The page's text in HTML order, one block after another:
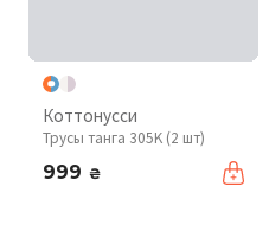
Коттонусси
Трусы танга 305K (2 шт)
999 ₴